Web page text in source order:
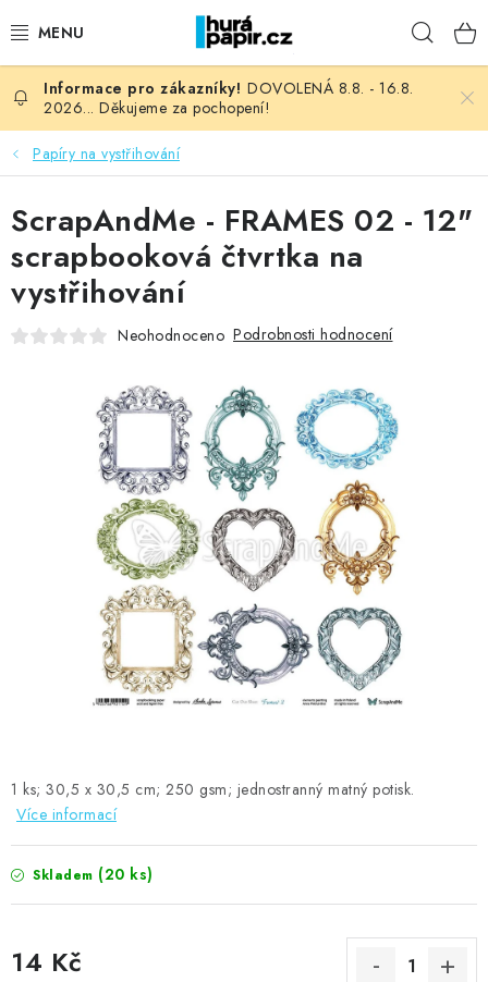
na
NOVINKY
HURÁ DÍLNA
VŠECHNO ZBOŽÍ
KNIHAŘSKÝ MATERIÁL
FOTORECENZE
MOJE OBJEDNÁVKA
Kontakty Moje objednávka
Oblíbené ♥️
Hodnocení obchodu
Obchodní podmínky
Podmínky ochrany osobních údajů
Ověřování recenzí
Jak nakupovat
DOVOLENÁ 8.8. - 16.8.
2026... Děkujeme za pochopení!
Papíry na vystřihování
1 ks; 30,5 x 30,5 cm; 250 gsm; jednostranný matný potisk.
Více informací
Skladem (20 ks)
14 Kč
ScrapAndMe - FRAMES 02 - 12"
scrapbooková čtvrtka na
vystřihování
Neohodnoceno Podrobnosti hodnocení